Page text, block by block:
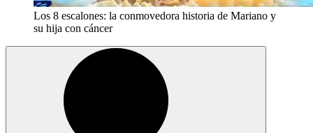
Los 8 escalones: la conmovedora historia de Mariano y
su hija con cáncer